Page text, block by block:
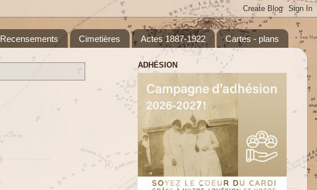
Recensements Cimetières Actes 1887-1922 Cartes - plans
ADHÉSION